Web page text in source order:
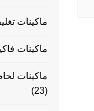
ماكينات
ماكينات
ماكينات
(23)